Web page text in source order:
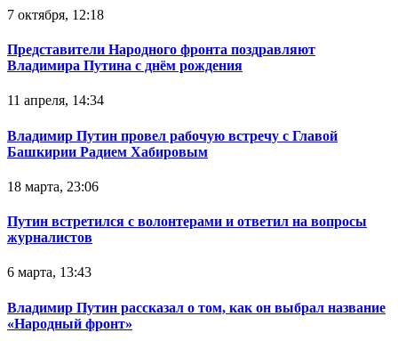
7 октября, 12:18
Представители Народного фронта поздравляют
Владимира Путина с днём рождения
11 апреля, 14:34
Владимир Путин провел рабочую встречу с Главой
Башкирии Радием Хабировым
18 марта, 23:06
Путин встретился с волонтерами и ответил на вопросы
журналистов
6 марта, 13:43
Владимир Путин рассказал о том, как он выбрал название
«Народный фронт»